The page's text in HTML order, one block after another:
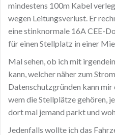
mindestens 100m Kabel
wegen Leitungsverlust. Er
eine stinknormale 16A CEE-
für einen Stellplatz in einer
Mal sehen, ob ich mit
kann, welcher näher zum
Datenschutzgründen kann
wem die Stellplätze gehören,
dort mal jemand parkt und
Jedenfalls wollte ich das